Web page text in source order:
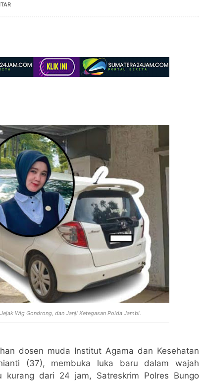
Wig Gondrong, dan Janji Ketegasan Polda Jambi.
dosen muda Institut Agama dan Kesehatan
(37), membuka luka baru dalam wajah
dari 24 jam, Satreskrim Polres Bungo